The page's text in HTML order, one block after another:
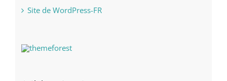
Site de WordPress-FR